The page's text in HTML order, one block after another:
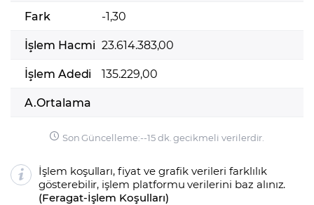
Fark
-1,30
İşlem Hacmi 23.614.383,00
İşlem Adedi
135.229,00
A.Ortalama
Son Güncelleme:--15 dk. gecikmeli verilerdir.
İşlem koşulları, fiyat ve grafik verileri farklılık
gösterebilir, işlem platformu verilerini baz alınız.
(Feragat-İşlem Koşulları)